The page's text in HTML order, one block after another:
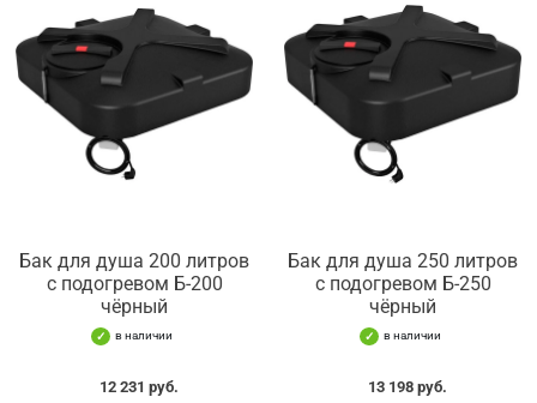
Бак для душа 200 литров
с подогревом Б-200
чёрный
в наличии
12 231 руб.
Бак для душа 250 литров
с подогревом Б-250
чёрный
в наличии
13 198 руб.